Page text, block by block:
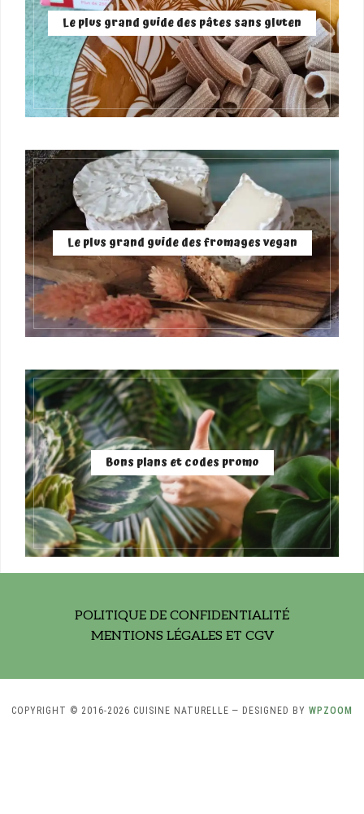
Le plus grand guide des pâtes sans gluten
Le plus grand guide des fromages vegan
Bons plans et codes promo
POLITIQUE DE CONFIDENTIALITÉ
MENTIONS LÉGALES ET CGV
COPYRIGHT © 2016-2026 CUISINE NATURELLE — DESIGNED BY WPZOOM